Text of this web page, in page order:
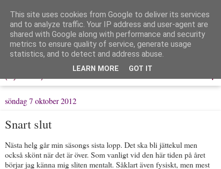
Löpning & Livet
Mitt liv, mina tankar & min träning
▼
söndag 7 oktober 2012
Snart slut
Nästa helg går min säsongs sista lopp. Det ska bli jättekul men
också skönt när det är över. Som vanligt vid den här tiden på året
börjar jag känna mig sliten mentalt. Såklart även fysiskt, men mest
This site uses cookies from Google to deliver its services
and to analyze traffic. Your IP address and user-agent are
shared with Google along with performance and security
metrics to ensure quality of service, generate usage
statistics, and to detect and address abuse.
LEARN MORE GOT IT